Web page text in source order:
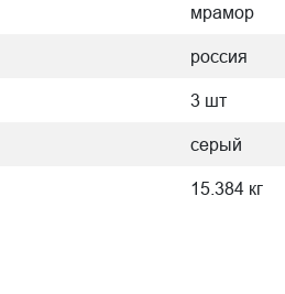
мрамор
россия
3 шт
серый
15.384 кг